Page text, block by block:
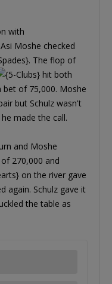
with
Moshe checked
. The flop of
hit both
bet of 75,000. Moshe
but Schulz wasn't
made the call.
and Moshe
270,000 and
on the river gave
again. Schulz gave it
the table as